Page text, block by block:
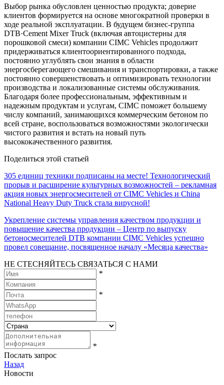
Выбор рынка обусловлен ценностью продукта; доверие
клиентов формируется на основе многократной проверки в
ходе реальной эксплуатации. В будущем бизнес-группа
DTB·Cement Mixer Truck (включая автоцистерны для
порошковой смеси) компании CIMC Vehicles продолжит
придерживаться клиентоориентированного подхода,
постоянно углублять свои знания в области
энергосберегающего смешивания и транспортировки, а также
постоянно совершенствовать и оптимизировать технологии
производства и локализованные системы обслуживания.
Благодаря более профессиональным, эффективным и
надежным продуктам и услугам, CIMC поможет большему
числу компаний, занимающихся коммерческим бетоном по
всей стране, воспользоваться возможностями экологически
чистого развития и встать на новый путь
высококачественного развития.
Поделиться этой статьей
305 единиц техники подписаны на месте! Технологический
прорыв и расширение культурных возможностей – рекламная
акция новых энергосмесителей от CIMC Vehicles и China
National Heavy Duty Truck стала вирусной!
Укрепление системы управления качеством продукции и
повышение качества продукции – Центр по выпуску
бетоносмесителей DTB компании CIMC Vehicles успешно
провел совещание, посвященное началу «Месяца качества»
НЕ СТЕСНЯЙТЕСЬ СВЯЗАТЬСЯ С НАМИ
*
*
*
Послать запрос
Назад
Новости